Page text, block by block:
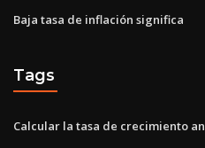
Baja tasa de inflación significa
Tags
Calcular la tasa de crecimiento